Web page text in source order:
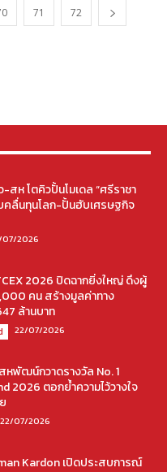
71 72
-สห โตคิวปั้นโมเดล “ศรีราชา
คลื่นทุนโลก-ปั้นฮับเศรษฐกิจ
2026
2026 ปิดฉากยิ่งใหญ่ ดึงผู้
คน สร้างมูลค่าทาง
ล้านบาท
22/07/2026
หพัฒน์กวาดรางวัล No. 1
2026 ตอกย้ำความไว้วางใจ
22/07/2026
Kardon เปิดประสบการณ์